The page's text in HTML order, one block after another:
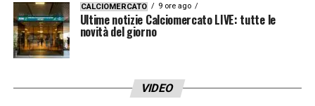
CALCIOMERCATO 9 ore ago
Ultime notizie Calciomercato LIVE: tutte le
novità del giorno
VIDEO